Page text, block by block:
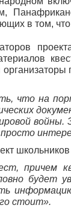
в том,
что на
войны.
причем
стоит».